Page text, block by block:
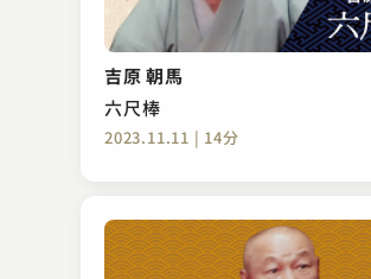
吉原 朝馬
六尺棒
2023.11.11 | 14分
春風亭 勢朝
池田屋前
2023.01.17 | 10分